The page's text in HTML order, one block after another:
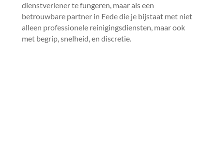
dienstverlener te fungeren, maar als een
betrouwbare partner in Eede die je bijstaat met niet
alleen professionele reinigingsdiensten, maar ook
met begrip, snelheid, en discretie.​